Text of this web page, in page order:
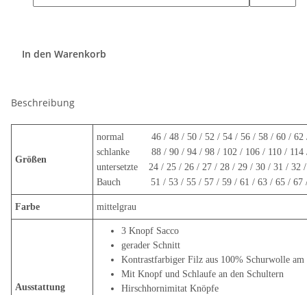
In den Warenkorb
Beschreibung
Größen
normal 46 / 48 / 50 / 52 / 54 / 56 / 58 / 60 / 62 /
schlanke 88 / 90 / 94 / 98 / 102 / 106 / 110 / 114
untersetzte 24 / 25 / 26 / 27 / 28 / 29 / 30 / 31 / 32
Bauch 51 / 53 / 55 / 57 / 59 / 61 / 63 / 65 / 67
Farbe mittelgrau
Ausstattung
3 Knopf Sacco
gerader Schnitt
Kontrastfarbiger Filz aus 100% Schurwolle am
Mit Knopf und Schlaufe an den Schultern
Hirschhornimitat Knöpfe